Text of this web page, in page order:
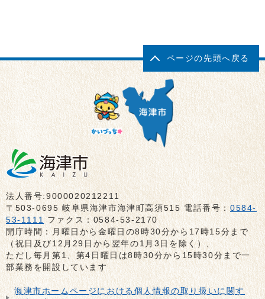
ページの先頭へ戻る
法人番号:9000020212211
〒503-0695 岐阜県海津市海津町高須515 電話番号：0584-
53-1111 ファクス：0584-53-2170
開庁時間：月曜日から金曜日の8時30分から17時15分まで
（祝日及び12月29日から翌年の1月3日を除く）、
ただし毎月第1、第4日曜日は8時30分から15時30分まで一
部業務を開設しています
海津市ホームページにおける個人情報の取り扱いに関す